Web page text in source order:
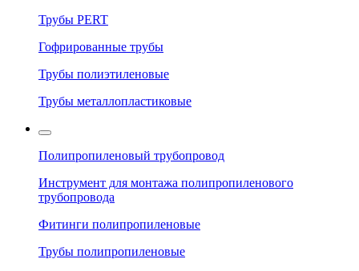
Трубы PERT
Гофрированные трубы
Трубы полиэтиленовые
Трубы металлопластиковые
Полипропиленовый трубопровод
Инструмент для монтажа полипропиленового
трубопровода
Фитинги полипропиленовые
Трубы полипропиленовые